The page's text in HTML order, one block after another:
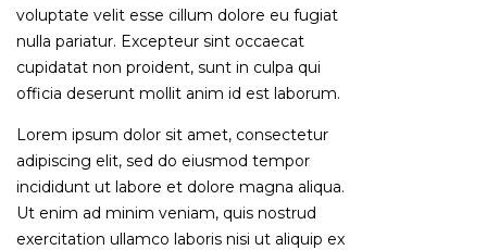
voluptate velit esse cillum dolore eu fugiat
nulla pariatur. Excepteur sint occaecat
cupidatat non proident, sunt in culpa qui
officia deserunt mollit anim id est laborum.
Lorem ipsum dolor sit amet, consectetur
adipiscing elit, sed do eiusmod tempor
incididunt ut labore et dolore magna aliqua.
Ut enim ad minim veniam, quis nostrud
exercitation ullamco laboris nisi ut aliquip ex